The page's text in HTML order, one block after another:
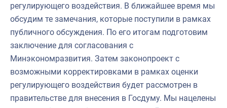
регулирующего воздействия. В ближайшее время мы
обсудим те замечания, которые поступили в рамках
публичного обсуждения. По его итогам подготовим
заключение для согласования с
Минэкономразвития. Затем законопроект с
возможными корректировками в рамках оценки
регулирующего воздействия будет рассмотрен в
правительстве для внесения в Госдуму. Мы нацелены